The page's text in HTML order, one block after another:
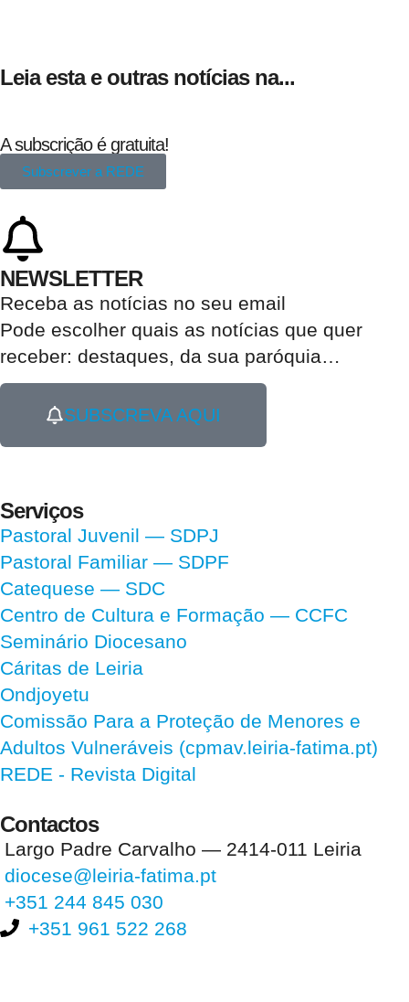
Leia esta e outras notícias na...
A subscrição é gratuita!
Subscrever a REDE
NEWSLETTER
Receba as notícias no seu email​
Pode escolher quais as notícias que quer
receber: destaques, da sua paróquia…
SUBSCREVA AQUI
Serviços
Pastoral Juvenil — SDPJ
Pastoral Familiar — SDPF
Catequese — SDC
Centro de Cultura e Formação — CCFC
Seminário Diocesano
Cáritas de Leiria
Ondjoyetu
Comissão Para a Proteção de Menores e
Adultos Vulneráveis (cpmav.leiria-fatima.pt)
REDE - Revista Digital
Contactos
Largo Padre Carvalho — 2414-011 Leiria
diocese@leiria-fatima.pt
+351 244 845 030
+351 961 522 268